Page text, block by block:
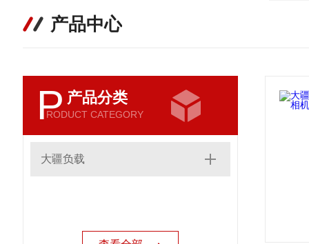
产品中心
P 产品分类
RODUCT CATEGORY
大疆负载